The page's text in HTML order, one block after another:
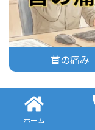
首の痛み
ホーム